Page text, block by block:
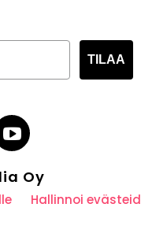
TILAA
Oy
Hallinnoi